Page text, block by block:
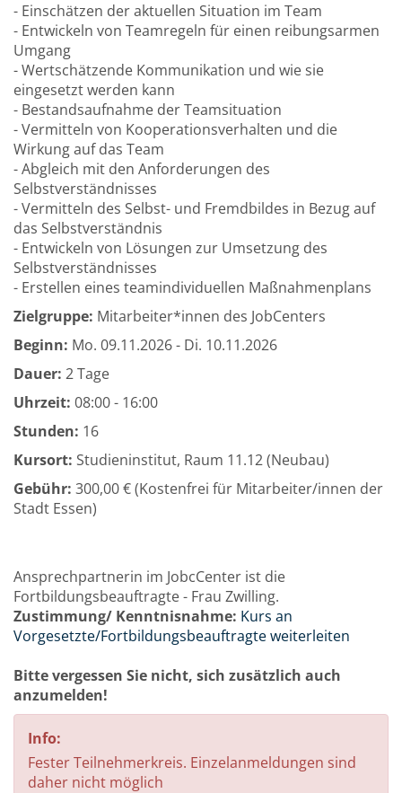
- Einschätzen der aktuellen Situation im Team
- Entwickeln von Teamregeln für einen reibungsarmen
Umgang
- Wertschätzende Kommunikation und wie sie
eingesetzt werden kann
- Bestandsaufnahme der Teamsituation
- Vermitteln von Kooperationsverhalten und die
Wirkung auf das Team
- Abgleich mit den Anforderungen des
Selbstverständnisses
- Vermitteln des Selbst- und Fremdbildes in Bezug auf
das Selbstverständnis
- Entwickeln von Lösungen zur Umsetzung des
Selbstverständnisses
- Erstellen eines teamindividuellen Maßnahmenplans
Zielgruppe: Mitarbeiter*innen des JobCenters
Beginn: Mo. 09.11.2026 - Di. 10.11.2026
Dauer: 2 Tage
Uhrzeit: 08:00 - 16:00
Stunden: 16
Kursort: Studieninstitut, Raum 11.12 (Neubau)
Gebühr: 300,00 € (Kostenfrei für Mitarbeiter/innen der
Stadt Essen)
Ansprechpartnerin im JobcCenter ist die
Fortbildungsbeauftragte - Frau Zwilling.
Zustimmung/ Kenntnisnahme: Kurs an
Vorgesetzte/Fortbildungsbeauftragte weiterleiten
Bitte vergessen Sie nicht, sich zusätzlich auch
anzumelden!
Info:
Fester Teilnehmerkreis. Einzelanmeldungen sind
daher nicht möglich